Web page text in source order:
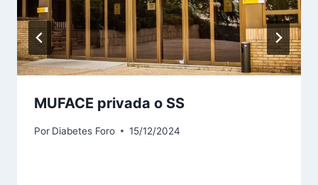
MUFACE privada o SS
Por Diabetes Foro 15/12/2024